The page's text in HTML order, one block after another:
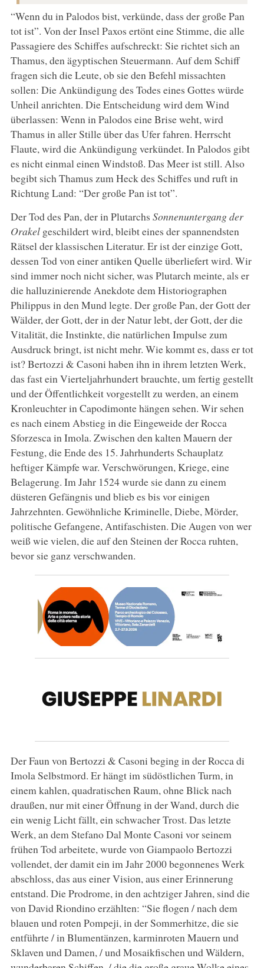
“Wenn du in Palodos bist, verkünde, dass der große Pan
tot ist”. Von der Insel Paxos ertönt eine Stimme, die alle
Passagiere des Schiffes aufschreckt: Sie richtet sich an
Thamus, den ägyptischen Steuermann. Auf dem Schiff
fragen sich die Leute, ob sie den Befehl missachten
sollen: Die Ankündigung des Todes eines Gottes würde
Unheil anrichten. Die Entscheidung wird dem Wind
überlassen: Wenn in Palodos eine Brise weht, wird
Thamus in aller Stille über das Ufer fahren. Herrscht
Flaute, wird die Ankündigung verkündet. In Palodos gibt
es nicht einmal einen Windstoß. Das Meer ist still. Also
begibt sich Thamus zum Heck des Schiffes und ruft in
Richtung Land: “Der große Pan ist tot”.
Der Tod des Pan, der in Plutarchs Sonnenuntergang der
Orakel geschildert wird, bleibt eines der spannendsten
Rätsel der klassischen Literatur. Er ist der einzige Gott,
dessen Tod von einer antiken Quelle überliefert wird. Wir
sind immer noch nicht sicher, was Plutarch meinte, als er
die halluzinierende Anekdote dem Historiographen
Philippus in den Mund legte. Der große Pan, der Gott der
Wälder, der Gott, der in der Natur lebt, der Gott, der die
Vitalität, die Instinkte, die natürlichen Impulse zum
Ausdruck bringt, ist nicht mehr. Wie kommt es, dass er tot
ist? Bertozzi & Casoni haben ihn in ihrem letzten Werk,
das fast ein Vierteljahrhundert brauchte, um fertig gestellt
und der Öffentlichkeit vorgestellt zu werden, an einem
Kronleuchter in Capodimonte hängen sehen. Wir sehen
es nach einem Abstieg in die Eingeweide der Rocca
Sforzesca in Imola. Zwischen den kalten Mauern der
Festung, die Ende des 15. Jahrhunderts Schauplatz
heftiger Kämpfe war. Verschwörungen, Kriege, eine
Belagerung. Im Jahr 1524 wurde sie dann zu einem
düsteren Gefängnis und blieb es bis vor einigen
Jahrzehnten. Gewöhnliche Kriminelle, Diebe, Mörder,
politische Gefangene, Antifaschisten. Die Augen von wer
weiß wie vielen, die auf den Steinen der Rocca ruhten,
bevor sie ganz verschwanden.
Der Faun von Bertozzi & Casoni beging in der Rocca di
Imola Selbstmord. Er hängt im südöstlichen Turm, in
einem kahlen, quadratischen Raum, ohne Blick nach
draußen, nur mit einer Öffnung in der Wand, durch die
ein wenig Licht fällt, ein schwacher Trost. Das letzte
Werk, an dem Stefano Dal Monte Casoni vor seinem
frühen Tod arbeitete, wurde von Giampaolo Bertozzi
vollendet, der damit ein im Jahr 2000 begonnenes Werk
abschloss, das aus einer Vision, aus einer Erinnerung
entstand. Die Prodrome, in den achtziger Jahren, sind die
von David Riondino erzählten: “Sie flogen / nach dem
blauen und roten Pompeji, in der Sommerhitze, die sie
entführte / in Blumentänzen, karminroten Mauern und
Sklaven und Damen, / und Mosaikfischen und Wäldern,